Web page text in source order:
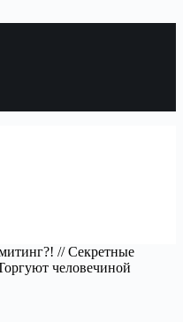
// Секретные
человечиной